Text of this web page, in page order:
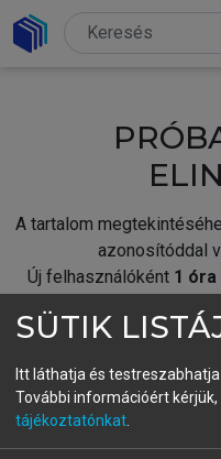
A tartalom
azonosítóddal
Új felhasználóként 1
fiókoddal,
A regisztráció után a
SÜTIK
Itt láthatja és
További információért kérjük,
tájékoztatónkat